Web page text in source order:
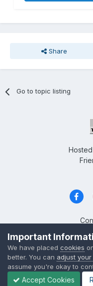
Share
Go to topic listing
Powered
Important
We have placed cookies
better. You can adjust
assume you're okay to
Accept Cookies